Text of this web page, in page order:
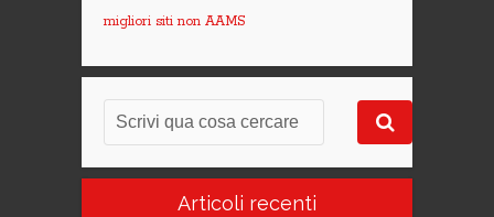
migliori siti non AAMS
Articoli recenti